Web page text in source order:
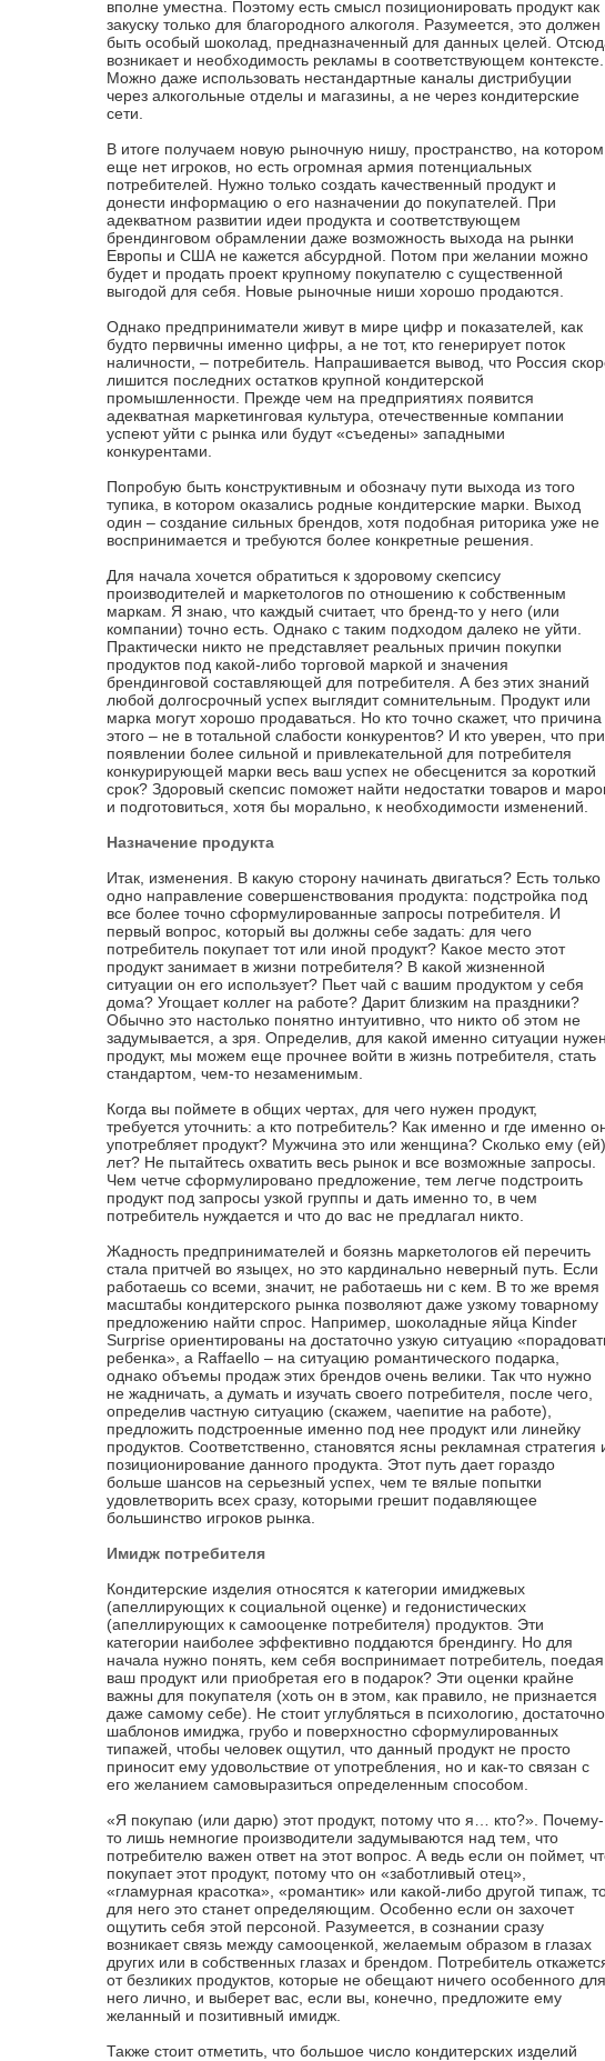
вполне уместна. Поэтому есть смысл позиционировать продукт как
закуску только для благородного алкоголя. Разумеется, это должен
быть особый шоколад, предназначенный для данных целей.
возникает и необходимость рекламы в соответствующем контексте.
Можно даже использовать нестандартные каналы дистрибуции
через алкогольные отделы и магазины, а не через кондитерские
сети.
В итоге получаем новую рыночную нишу, пространство, на котором
еще нет игроков, но есть огромная армия потенциальных
потребителей. Нужно только создать качественный продукт и
донести информацию о его назначении до покупателей. При
адекватном развитии идеи продукта и соответствующем
брендинговом обрамлении даже возможность выхода на рынки
Европы и США не кажется абсурдной. Потом при желании можно
будет и продать проект крупному покупателю с существенной
выгодой для себя. Новые рыночные ниши хорошо продаются.
Однако предприниматели живут в мире цифр и показателей, как
будто первичны именно цифры, а не тот, кто генерирует поток
наличности, – потребитель. Напрашивается вывод, что Россия
лишится последних остатков крупной кондитерской
промышленности. Прежде чем на предприятиях появится
адекватная маркетинговая культура, отечественные компании
успеют уйти с рынка или будут «съедены» западными
конкурентами.
Попробую быть конструктивным и обозначу пути выхода из того
тупика, в котором оказались родные кондитерские марки. Выход
один – создание сильных брендов, хотя подобная риторика уже не
воспринимается и требуются более конкретные решения.
Для начала хочется обратиться к здоровому скепсису
производителей и маркетологов по отношению к собственным
маркам. Я знаю, что каждый считает, что бренд-то у него (или
компании) точно есть. Однако с таким подходом далеко не уйти.
Практически никто не представляет реальных причин покупки
продуктов под какой-либо торговой маркой и значения
брендинговой составляющей для потребителя. А без этих знаний
любой долгосрочный успех выглядит сомнительным. Продукт или
марка могут хорошо продаваться. Но кто точно скажет, что причина
этого – не в тотальной слабости конкурентов? И кто уверен, что при
появлении более сильной и привлекательной для потребителя
конкурирующей марки весь ваш успех не обесценится за короткий
срок? Здоровый скепсис поможет найти недостатки товаров и
и подготовиться, хотя бы морально, к необходимости изменений.
Назначение продукта
Итак, изменения. В какую сторону начинать двигаться? Есть только
одно направление совершенствования продукта: подстройка под
все более точно сформулированные запросы потребителя. И
первый вопрос, который вы должны себе задать: для чего
потребитель покупает тот или иной продукт? Какое место этот
продукт занимает в жизни потребителя? В какой жизненной
ситуации он его использует? Пьет чай с вашим продуктом у себя
дома? Угощает коллег на работе? Дарит близким на праздники?
Обычно это настолько понятно интуитивно, что никто об этом не
задумывается, а зря. Определив, для какой именно ситуации
продукт, мы можем еще прочнее войти в жизнь потребителя, стать
стандартом, чем-то незаменимым.
Когда вы поймете в общих чертах, для чего нужен продукт,
требуется уточнить: а кто потребитель? Как именно и где именно
употребляет продукт? Мужчина это или женщина? Сколько ему (ей)
лет? Не пытайтесь охватить весь рынок и все возможные запросы.
Чем четче сформулировано предложение, тем легче подстроить
продукт под запросы узкой группы и дать именно то, в чем
потребитель нуждается и что до вас не предлагал никто.
Жадность предпринимателей и боязнь маркетологов ей перечить
стала притчей во языцех, но это кардинально неверный путь. Если
работаешь со всеми, значит, не работаешь ни с кем. В то же время
масштабы кондитерского рынка позволяют даже узкому товарному
предложению найти спрос. Например, шоколадные яйца Kinder
Surprise ориентированы на достаточно узкую ситуацию
ребенка», а Raffaello – на ситуацию романтического подарка,
однако объемы продаж этих брендов очень велики. Так что нужно
не жадничать, а думать и изучать своего потребителя, после чего,
определив частную ситуацию (скажем, чаепитие на работе),
предложить подстроенные именно под нее продукт или линейку
продуктов. Соответственно, становятся ясны рекламная стратегия
позиционирование данного продукта. Этот путь дает гораздо
больше шансов на серьезный успех, чем те вялые попытки
удовлетворить всех сразу, которыми грешит подавляющее
большинство игроков рынка.
Имидж потребителя
Кондитерские изделия относятся к категории имиджевых
(апеллирующих к социальной оценке) и гедонистических
(апеллирующих к самооценке потребителя) продуктов. Эти
категории наиболее эффективно поддаются брендингу. Но для
начала нужно понять, кем себя воспринимает потребитель, поедая
ваш продукт или приобретая его в подарок? Эти оценки крайне
важны для покупателя (хоть он в этом, как правило, не признается
даже самому себе). Не стоит углубляться в психологию, достаточно
шаблонов имиджа, грубо и поверхностно сформулированных
типажей, чтобы человек ощутил, что данный продукт не просто
приносит ему удовольствие от употребления, но и как-то связан с
его желанием самовыразиться определенным способом.
«Я покупаю (или дарю) этот продукт, потому что я… кто?». Почему-
то лишь немногие производители задумываются над тем, что
потребителю важен ответ на этот вопрос. А ведь если он поймет,
покупает этот продукт, потому что он «заботливый отец»,
«гламурная красотка», «романтик» или какой-либо другой типаж,
для него это станет определяющим. Особенно если он захочет
ощутить себя этой персоной. Разумеется, в сознании сразу
возникает связь между самооценкой, желаемым образом в глазах
других или в собственных глазах и брендом. Потребитель
от безликих продуктов, которые не обещают ничего особенного для
него лично, и выберет вас, если вы, конечно, предложите ему
желанный и позитивный имидж.
Также стоит отметить, что большое число кондитерских изделий